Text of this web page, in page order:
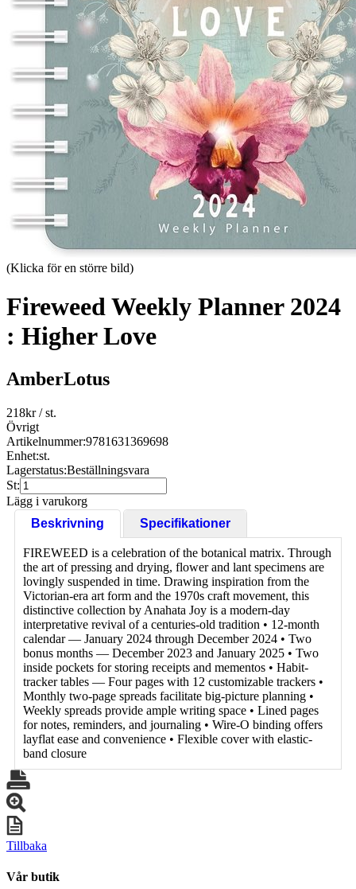
(Klicka för en större bild)
Fireweed Weekly Planner 2024
: Higher Love
AmberLotus
218kr/ st.
Övrigt
Artikelnummer:9781631369698
Enhet:st.
Lagerstatus:Beställningsvara
St:
Lägg i varukorg
Beskrivning
Specifikationer
FIREWEED is a celebration of the botanical matrix. Through
the art of pressing and drying, flower and lant specimens are
lovingly suspended in time. Drawing inspiration from the
Victorian-era art form and the 1970s craft movement, this
distinctive collection by Anahata Joy is a modern-day
interpretative revival of a centuries-old tradition • 12-month
calendar — January 2024 through December 2024 • Two
bonus months — December 2023 and January 2025 • Two
inside pockets for storing receipts and mementos • Habit-
tracker tables — Four pages with 12 customizable trackers •
Monthly two-page spreads facilitate big-picture planning •
Weekly spreads provide ample writing space • Lined pages
for notes, reminders, and journaling • Wire-O binding offers
layflat ease and convenience • Flexible cover with elastic-
band closure
Tillbaka
Vår butik